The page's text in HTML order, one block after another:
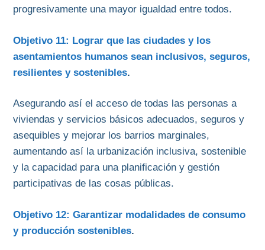
progresivamente una mayor igualdad entre todos.
Objetivo 11: Lograr que las ciudades y los
asentamientos humanos sean inclusivos, seguros,
resilientes y sostenibles.
Asegurando así el acceso de todas las personas a
viviendas y servicios básicos adecuados, seguros y
asequibles y mejorar los barrios marginales,
aumentando así la urbanización inclusiva, sostenible
y la capacidad para una planificación y gestión
participativas de las cosas públicas.
Objetivo 12: Garantizar modalidades de consumo
y producción sostenibles.